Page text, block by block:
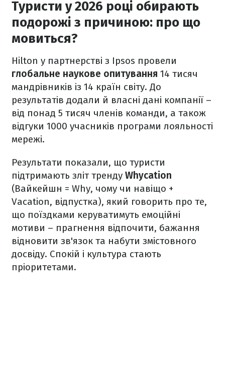
Туристи у 2026 році обирають
подорожі з причиною: про що
мовиться?
Hilton у партнерстві з Ipsos провели
глобальне наукове опитування 14 тисяч
мандрівників із 14 країн світу. До
результатів додали й власні дані компанії –
від понад 5 тисяч членів команди, а також
відгуки 1000 учасників програми лояльності
мережі.
Результати показали, що туристи
підтримають зліт тренду Whycation
(Вайкейшн = Why, чому чи навіщо +
Vacation, відпустка), який говорить про те,
що поїздками керуватимуть емоційні
мотиви – прагнення відпочити, бажання
відновити зв'язок та набути змістовного
досвіду. Спокій і культура стають
пріоритетами.